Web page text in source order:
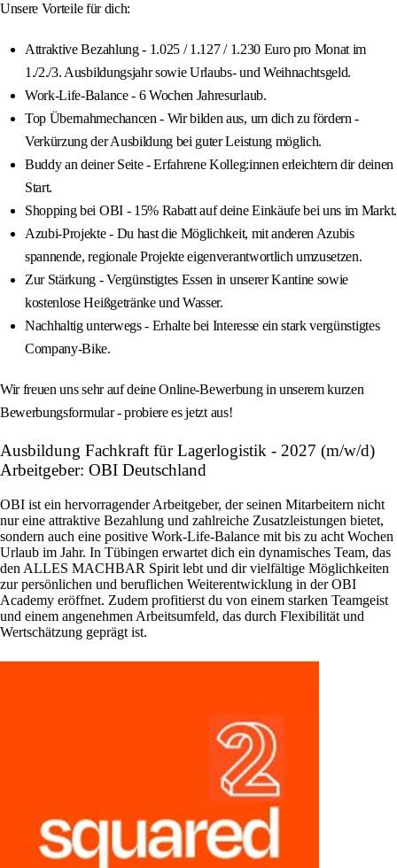
Unsere Vorteile für dich:
Attraktive Bezahlung - 1.025 / 1.127 / 1.230 Euro pro Monat im
1./2./3. Ausbildungsjahr sowie Urlaubs- und Weihnachtsgeld.
Work-Life-Balance - 6 Wochen Jahresurlaub.
Top Übernahmechancen - Wir bilden aus, um dich zu fördern -
Verkürzung der Ausbildung bei guter Leistung möglich.
Buddy an deiner Seite - Erfahrene Kolleg:innen erleichtern dir deinen
Start.
Shopping bei OBI - 15% Rabatt auf deine Einkäufe bei uns im Markt.
Azubi-Projekte - Du hast die Möglichkeit, mit anderen Azubis
spannende, regionale Projekte eigenverantwortlich umzusetzen.
Zur Stärkung - Vergünstigtes Essen in unserer Kantine sowie
kostenlose Heißgetränke und Wasser.
Nachhaltig unterwegs - Erhalte bei Interesse ein stark vergünstigtes
Company-Bike.
Wir freuen uns sehr auf deine Online-Bewerbung in unserem kurzen
Bewerbungsformular - probiere es jetzt aus!
Ausbildung Fachkraft für Lagerlogistik - 2027 (m/w/d)
Arbeitgeber: OBI Deutschland
OBI ist ein hervorragender Arbeitgeber, der seinen Mitarbeitern nicht
nur eine attraktive Bezahlung und zahlreiche Zusatzleistungen bietet,
sondern auch eine positive Work-Life-Balance mit bis zu acht Wochen
Urlaub im Jahr. In Tübingen erwartet dich ein dynamisches Team, das
den ALLES MACHBAR Spirit lebt und dir vielfältige Möglichkeiten
zur persönlichen und beruflichen Weiterentwicklung in der OBI
Academy eröffnet. Zudem profitierst du von einem starken Teamgeist
und einem angenehmen Arbeitsumfeld, das durch Flexibilität und
Wertschätzung geprägt ist.